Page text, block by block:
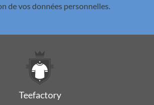
de vos données personnelles.
Teefactory